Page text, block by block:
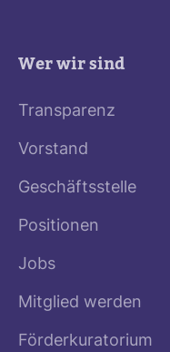
Wer wir sind
Transparenz
Vorstand
Geschäftsstelle
Positionen
Jobs
Mitglied werden
Förderkuratorium